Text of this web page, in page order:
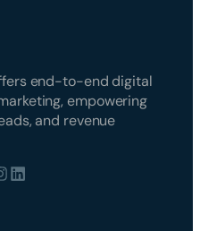
end-to-end digital
empowering
and revenue